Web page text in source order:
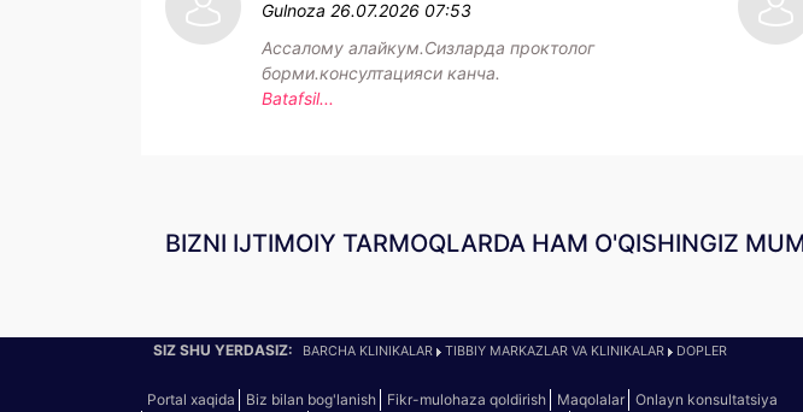
Gulnoza 26.07.2026 07:53
Ассалому алайкум.Сизларда проктолог
борми.консултацияси канча.
Batafsil...
BIZNI IJTIMOIY TARMOQLARDA HAM O'QISHINGIZ
SIZ SHU YERDASIZ: BARCHA KLINIKALAR TIBBIY MARKAZLAR VA KLINIKALAR DOPLER
Portal xaqida Biz bilan bog'lanish Fikr-mulohaza qoldirish Maqolalar Onlayn konsultatsiya